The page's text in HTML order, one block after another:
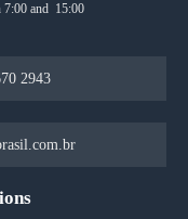
7:00 and 15:00
2943